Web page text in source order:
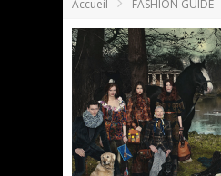
Accueil FASHION GUIDE